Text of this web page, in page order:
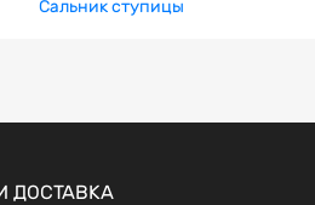
Сальник ступицы
ДОСТАВКА